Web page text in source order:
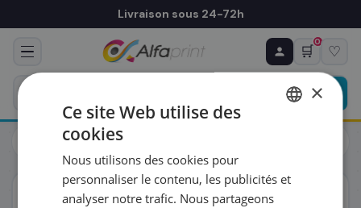
Livraison sous 24-72h
🛒
0
♡
Toners
Brother
ORIGINAL
♻ COMMANDE RÉCURRENTE
Prévoyez & économisez
Programmez votre prochain achat — notre équipe
vous prépare un devis personnalisé
RÉFÉRENCE DU PRODUIT
×
Ce site Web utilise des
cookies
Nous utilisons des cookies pour
personnaliser le contenu, les publicités et
analyser notre trafic. Nous partageons